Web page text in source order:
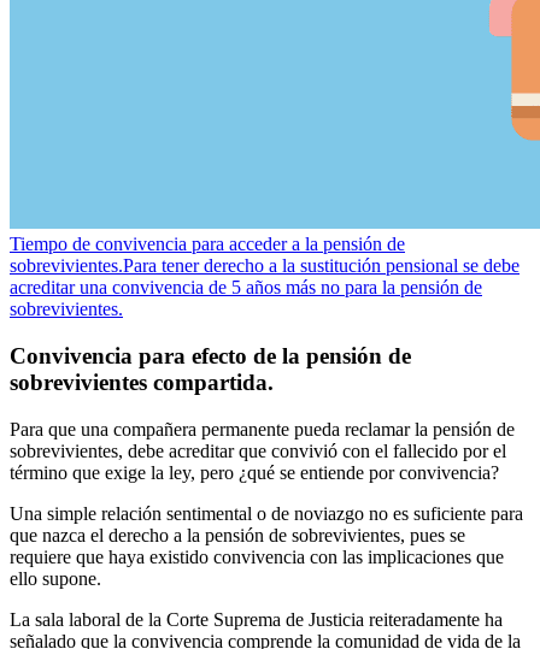
Tiempo de convivencia para acceder a la pensión de
sobrevivientes.Para tener derecho a la sustitución pensional se debe
acreditar una convivencia de 5 años más no para la pensión de
sobrevivientes.
Convivencia para efecto de la pensión de
sobrevivientes compartida.
Para que una compañera permanente pueda reclamar la pensión de
sobrevivientes, debe acreditar que convivió con el fallecido por el
término que exige la ley, pero ¿qué se entiende por convivencia?
Una simple relación sentimental o de noviazgo no es suficiente para
que nazca el derecho a la pensión de sobrevivientes, pues se
requiere que haya existido convivencia con las implicaciones que
ello supone.
La sala laboral de la Corte Suprema de Justicia reiteradamente ha
señalado que la convivencia comprende la comunidad de vida de la